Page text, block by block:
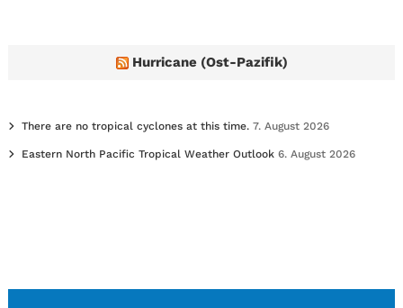
Hurricane (Ost-Pazifik)
There are no tropical cyclones at this time. 7. August 2026
Eastern North Pacific Tropical Weather Outlook 6. August 2026